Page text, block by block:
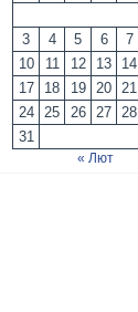
3
4 5 6 7
10
11 12 13 14
17
18 19 20 21
24
25 26 27 28
31
« Лют